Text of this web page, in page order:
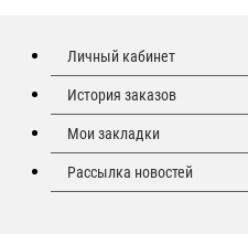
Личный кабинет
История заказов
Мои закладки
Рассылка новостей